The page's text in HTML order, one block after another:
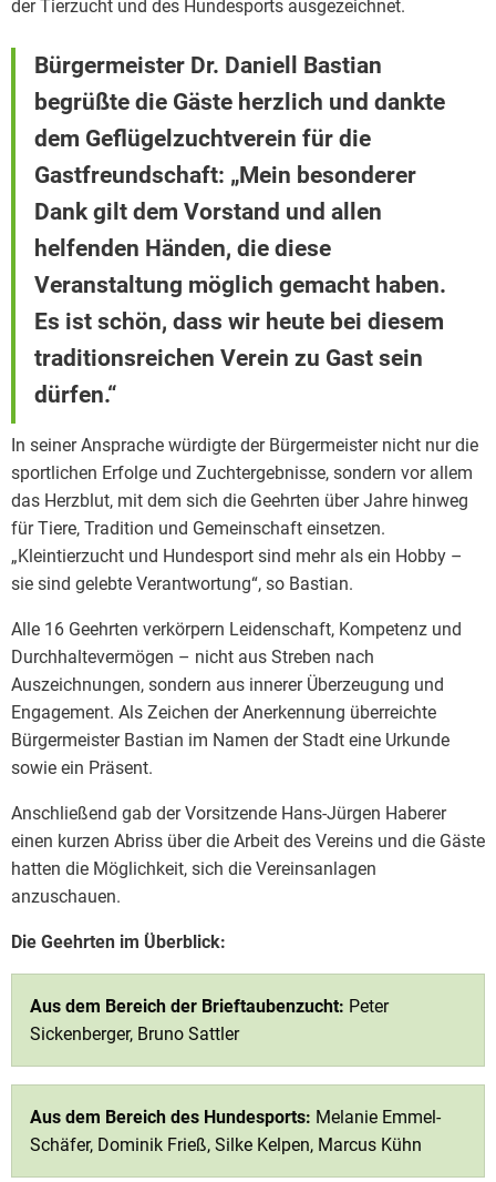
der Tierzucht und des Hundesports ausgezeichnet.
Bürgermeister Dr. Daniell Bastian
begrüßte die Gäste herzlich und dankte
dem Geflügelzuchtverein für die
Gastfreundschaft: „Mein besonderer
Dank gilt dem Vorstand und allen
helfenden Händen, die diese
Veranstaltung möglich gemacht haben.
Es ist schön, dass wir heute bei diesem
traditionsreichen Verein zu Gast sein
dürfen.“
In seiner Ansprache würdigte der Bürgermeister nicht nur die
sportlichen Erfolge und Zuchtergebnisse, sondern vor allem
das Herzblut, mit dem sich die Geehrten über Jahre hinweg
für Tiere, Tradition und Gemeinschaft einsetzen.
„Kleintierzucht und Hundesport sind mehr als ein Hobby –
sie sind gelebte Verantwortung“, so Bastian.
Alle 16 Geehrten verkörpern Leidenschaft, Kompetenz und
Durchhaltevermögen – nicht aus Streben nach
Auszeichnungen, sondern aus innerer Überzeugung und
Engagement. Als Zeichen der Anerkennung überreichte
Bürgermeister Bastian im Namen der Stadt eine Urkunde
sowie ein Präsent.
Anschließend gab der Vorsitzende Hans-Jürgen Haberer
einen kurzen Abriss über die Arbeit des Vereins und die Gäste
hatten die Möglichkeit, sich die Vereinsanlagen
anzuschauen.
Die Geehrten im Überblick:
Aus dem Bereich der Brieftaubenzucht: Peter
Sickenberger, Bruno Sattler
Aus dem Bereich des Hundesports: Melanie Emmel-
Schäfer, Dominik Frieß, Silke Kelpen, Marcus Kühn